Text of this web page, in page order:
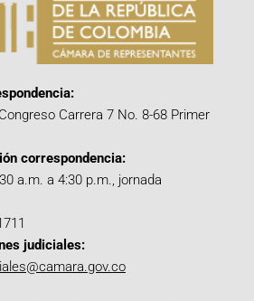
Carrera 7 No. 8-68 Primer
correspondencia:
a.m. a 4:30 p.m., jornada
judiciales: